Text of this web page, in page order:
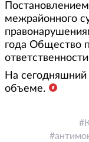
межрайонного
года Общество
На
объеме.